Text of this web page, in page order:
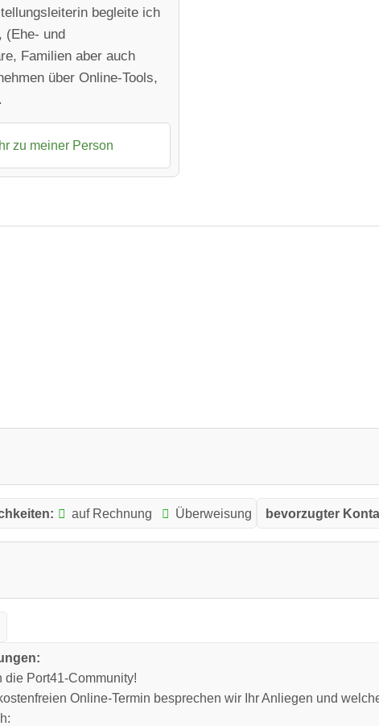
begleite ich
(Ehe- und
Familien aber auch
über Online-Tools,
zu meiner Person
auf Rechnung Überweisung bevorzugter
die Port41-Community!
Online-Termin besprechen wir Ihr Anliegen und